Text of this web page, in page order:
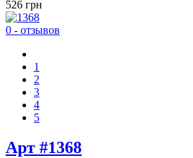
526 грн
0 - отзывов
1
2
3
4
5
Арт #1368